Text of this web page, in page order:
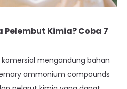
Kimia? Coba 7
mengandung bahan
ammonium compounds